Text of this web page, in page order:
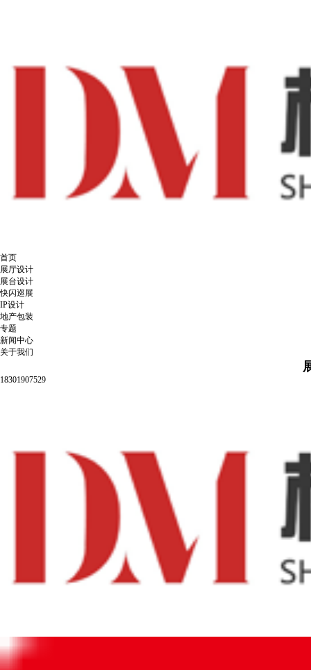
首页
展厅设计
展台设计
快闪巡展
IP设计
地产包装
专题
新闻中心
关于我们
18301907529